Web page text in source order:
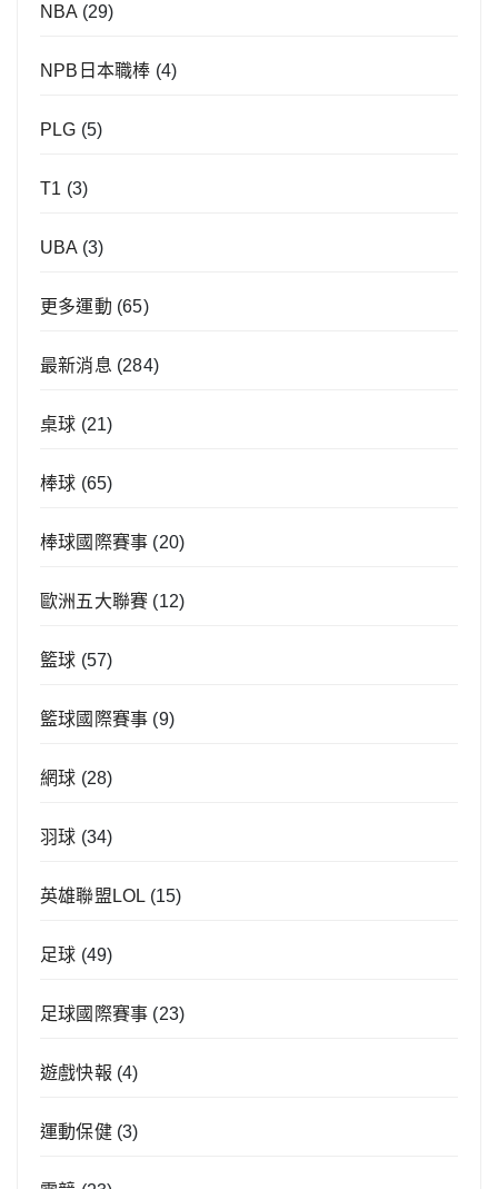
NBA (29)
NPB日本職棒 (4)
PLG (5)
T1 (3)
UBA (3)
更多運動 (65)
最新消息 (284)
桌球 (21)
棒球 (65)
棒球國際賽事 (20)
歐洲五大聯賽 (12)
籃球 (57)
籃球國際賽事 (9)
網球 (28)
羽球 (34)
英雄聯盟LOL (15)
足球 (49)
足球國際賽事 (23)
遊戲快報 (4)
運動保健(3)